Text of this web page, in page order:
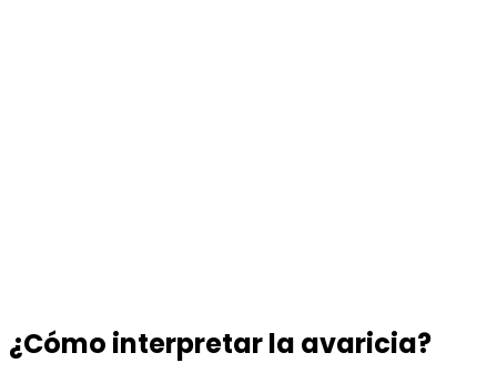
¿Cómo interpretar la avaricia?